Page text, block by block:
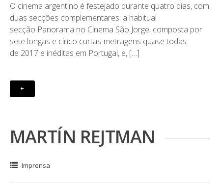
O cinema argentino é festejado durante quatro dias, com
duas secções complementares: a habitual
secção Panorama no Cinema São Jorge, composta por
sete longas e cinco curtas-metragens quase todas
de 2017 e inéditas em Portugal, e, […]
+
MARTÍN REJTMAN
Imprensa